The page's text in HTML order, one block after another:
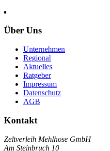
Über Uns
Unternehmen
Regional
Aktuelles
Ratgeber
Impressum
Datenschutz
AGB
Kontakt
Zeltverleih Mehlhose GmbH
Am Steinbruch 10